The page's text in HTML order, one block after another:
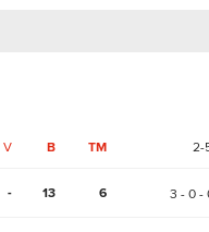
V B TM 2-
- 13 6 3 - 0 -